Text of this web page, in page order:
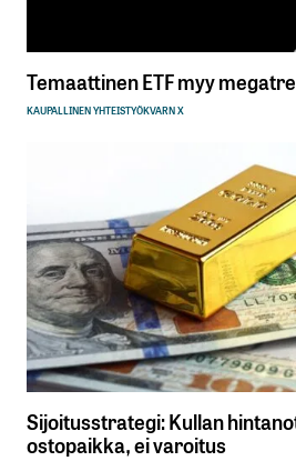
Temaattinen ETF myy
KAUPALLINEN YHTEISTYÖKVARN X
Sijoitusstrategi: Kullan
ostopaikka, ei varoitus